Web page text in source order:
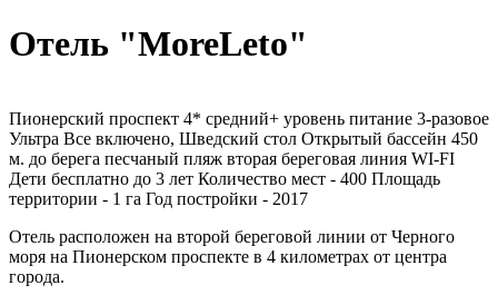
Отель "MoreLeto"
Пионерский проспект 4* средний+ уровень питание 3-разовое
Ультра Все включено, Шведский стол Открытый бассейн 450
м. до берега песчаный пляж вторая береговая линия WI-FI
Дети бесплатно до 3 лет Количество мест - 400 Площадь
территории - 1 га Год постройки - 2017
Отель расположен на второй береговой линии от Черного
моря на Пионерском проспекте в 4 километрах от центра
города.